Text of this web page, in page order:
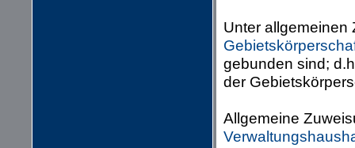
Unter
gebunden sind;
der
Allgemeine